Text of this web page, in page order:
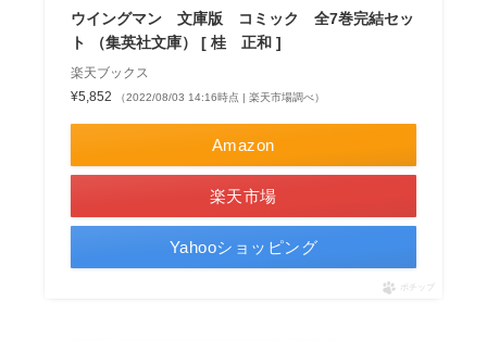
ウイングマン 文庫版 コミック 全7巻完結セッ
ト （集英社文庫） [ 桂 正和 ]
楽天ブックス
¥5,852
（2022/08/03 14:16時点 | 楽天市場調べ）
Amazon
楽天市場
Yahooショッピング
ポチップ